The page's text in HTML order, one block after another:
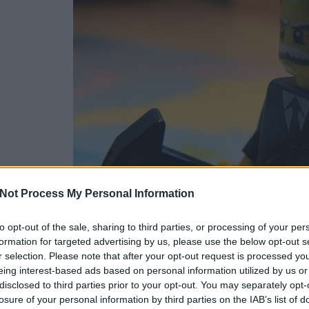
Process My Personal Information
opt-out of the sale, sharing to third parties, or processing of your
for targeted advertising by us, please use the below opt-out
selection. Please note that after your opt-out request is processed
interest-based ads based on personal information utilized by us
to third parties prior to your opt-out. You may separately
of your personal information by third parties on the IAB’s list of
nem tudod
kattints!
Selmeczi Gabriella (vbazsa). Bizonyára a tudjukkik eltőzsdézték a kifli